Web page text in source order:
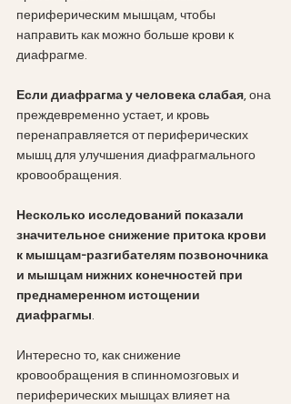
периферическим мышцам, чтобы
направить как можно больше крови к
диафрагме.
Если диафрагма у человека слабая, она
преждевременно устает, и кровь
перенаправляется от периферических
мышц для улучшения диафрагмального
кровообращения.
Несколько исследований показали
значительное снижение притока крови
к мышцам-разгибателям позвоночника
и мышцам нижних конечностей при
преднамеренном истощении
диафрагмы.
Интересно то, как снижение
кровообращения в спинномозговых и
периферических мышцах влияет на